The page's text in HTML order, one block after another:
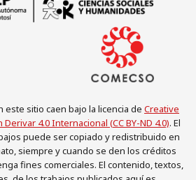
este sitio caen bajo la licencia de Creative
4.0 Internacional (CC BY-ND 4.0). El
puede ser copiado y redistribuido en
siempre y cuando se den los créditos
fines comerciales. El contenido, textos,